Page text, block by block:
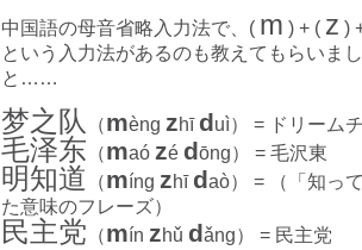
中国語の母音省略入力法で、( m ) + ( z )
という入力法があるのも教えてもらいま
と……
梦之队 （mèng zhī duì） = ドリーム
毛泽东 （maó zé dōng） = 毛沢東
明知道 （míng zhī daò） = （「知っ
た意味のフレーズ）
民主党 （mín zhǔ dǎng） = 民主党